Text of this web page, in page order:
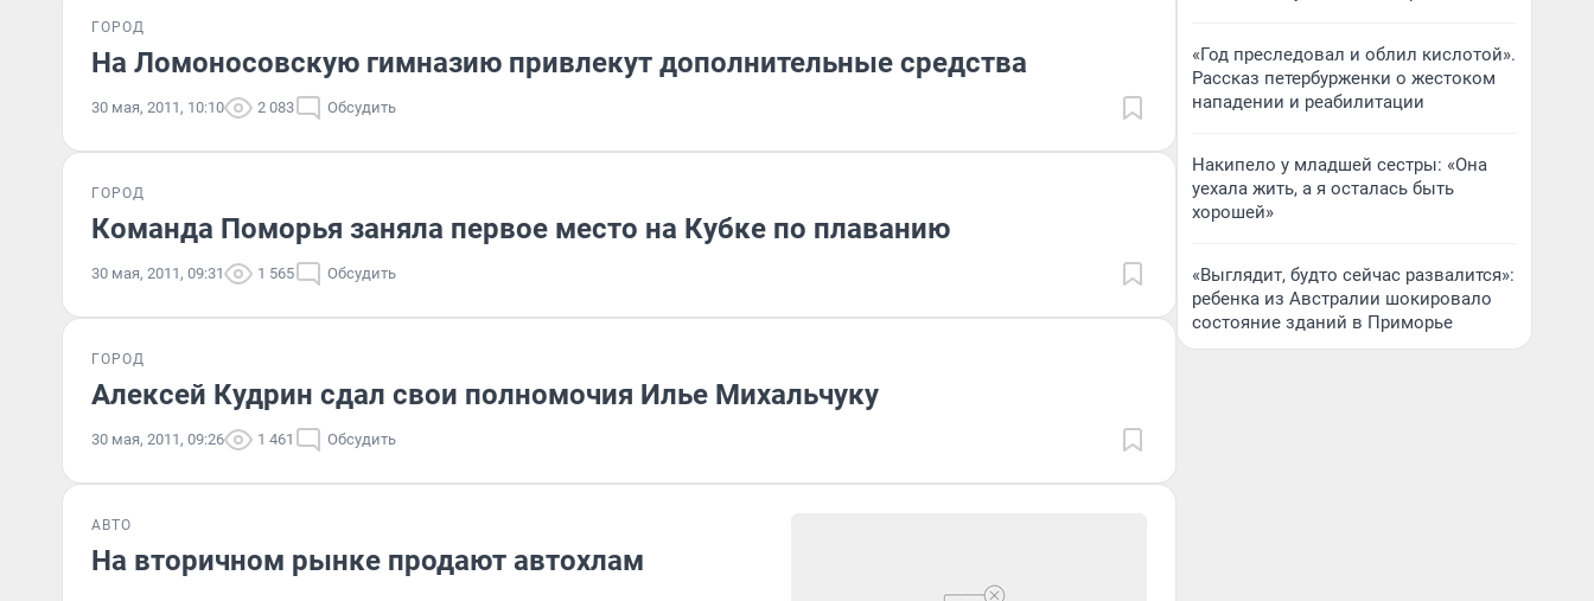
ГОРОД
На Ломоносовскую гимназию привлекут дополнительные средства
30 мая, 2011, 10:10 2 083 Обсудить
ГОРОД
Команда Поморья заняла первое место на Кубке по плаванию
30 мая, 2011, 09:31 1 565 Обсудить
ГОРОД
Алексей Кудрин сдал свои полномочия Илье Михальчуку
30 мая, 2011, 09:26 1 461 Обсудить
АВТО
На вторичном рынке продают автохлам
«Год преследовал и облил кислотой».
Рассказ петербурженки о жестоком
нападении и реабилитации
Накипело у младшей сестры: «Она
уехала жить, а я осталась быть
хорошей»
«Выглядит, будто сейчас развалится»:
ребенка из Австралии шокировало
состояние зданий в Приморье